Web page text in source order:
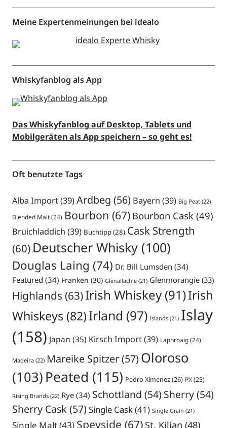
Meine Expertenmeinungen bei idealo
Whiskyfanblog als App
Das Whiskyfanblog auf Desktop, Tablets und
Mobilgeräten als App speichern – so geht es!
Oft benutzte Tags
Alba Import(39)Ardbeg (56) Bayern (39) Big Peat(22)
Blended Malt(24) Bourbon (67) Bourbon Cask(49)
Bruichladdich (39) Buchtipp(28) Cask Strength
(60) Deutscher Whisky(100)
Douglas Laing (74) Dr. Bill Lumsden (34)
Featured (34) Franken (30) Glenallachie(21) Glenmorangie(33)
Highlands (63)Irish Whiskey(91)Irish
Whiskeys (82)Irland (97) Islands(21) Islay
(158) Japan (35) Kirsch Import(39) Laphroaig(24)
Madeira(22) Mareike Spitzer(57)Oloroso
(103) Peated (115) Pedro Ximenez(26) PX(25)
Rising Brands(22) Rye(34) Schottland (54) Sherry(54)
Sherry Cask (57)Single Cask(41) Single Grain (21)
Single Malt(43) Speyside (67) St. Kilian (48)